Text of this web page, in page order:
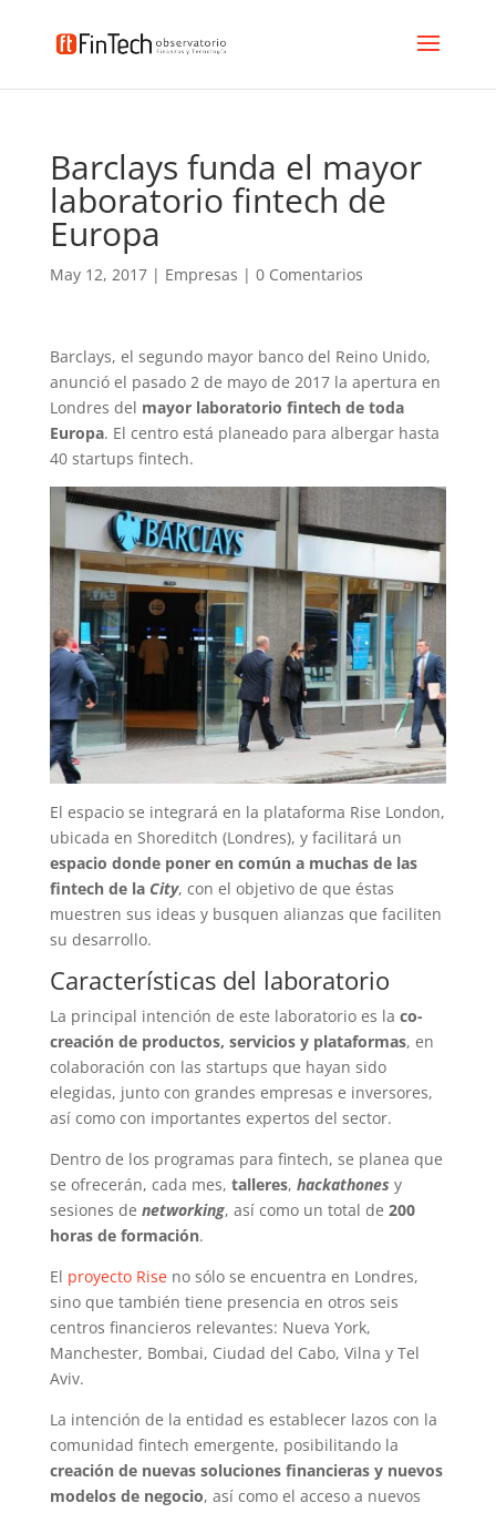
Barclays funda el mayor
laboratorio fintech de
Europa
May 12, 2017| Empresas | 0 Comentarios
Barclays, el segundo mayor banco del Reino Unido,
anunció el pasado 2 de mayo de 2017 la apertura en
Londres del mayor laboratorio fintech de toda
Europa. El centro está planeado para albergar hasta
40 startups fintech.
El espacio se integrará en la plataforma Rise London,
ubicada en Shoreditch (Londres), y facilitará un
espacio donde poner en común a muchas de las
fintech de la City, con el objetivo de que éstas
muestren sus ideas y busquen alianzas que faciliten
su desarrollo.
Características del laboratorio
La principal intención de este laboratorio es la co-
creación de productos, servicios y plataformas, en
colaboración con las startups que hayan sido
elegidas, junto con grandes empresas e inversores,
así como con importantes expertos del sector.
Dentro de los programas para fintech, se planea que
se ofrecerán, cada mes, talleres, hackathones y
sesiones de networking, así como un total de 200
horas de formación.
El proyecto Riseno sólo se encuentra en Londres,
sino que también tiene presencia en otros seis
centros financieros relevantes: Nueva York,
Manchester, Bombai, Ciudad del Cabo, Vilna y Tel
Aviv.
La intención de la entidad es establecer lazos con la
comunidad fintech emergente, posibilitando la
creación de nuevas soluciones financieras y nuevos
modelos de negocio, así como el acceso a nuevos